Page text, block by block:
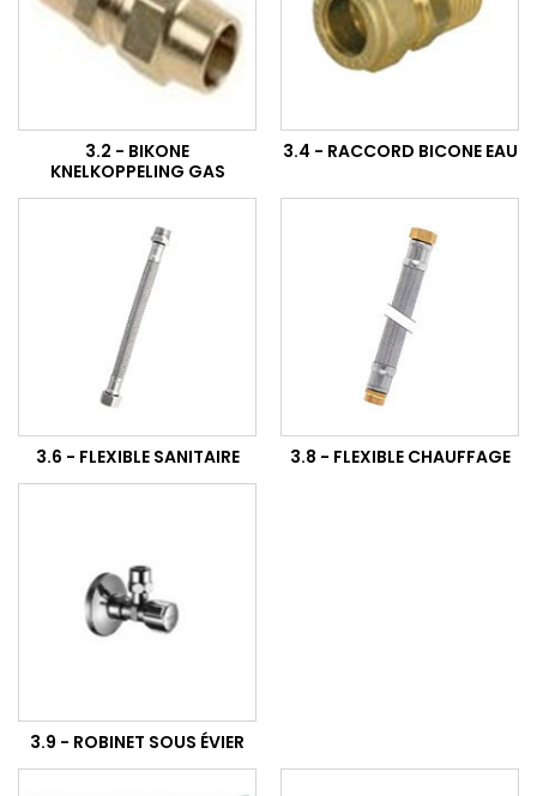
3.2 - BIKONE
KNELKOPPELING GAS
3.4 - RACCORD BICONE EAU
3.6 - FLEXIBLE SANITAIRE 3.8 - FLEXIBLE CHAUFFAGE
3.9 - ROBINET SOUS ÉVIER